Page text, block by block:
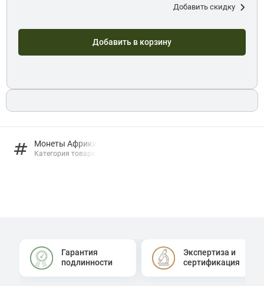
Монеты Африки
Категория товара
Добавить скидку
Добавить в корзину
Гарантия
подлинности
Экспертиза и
сертификация